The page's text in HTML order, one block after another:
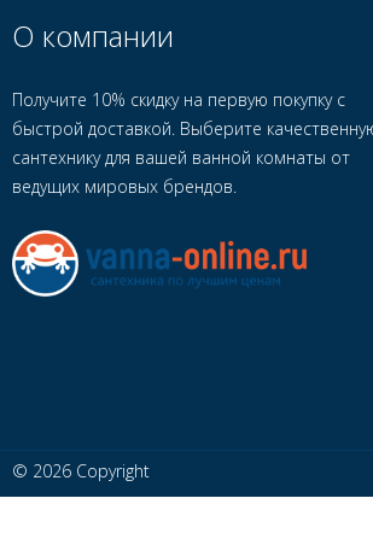
О компании
Получите 10% скидку на первую покупку с
быстрой доставкой. Выберите
сантехнику для вашей ванной комнаты от
ведущих мировых брендов.
© 2026 Copyright